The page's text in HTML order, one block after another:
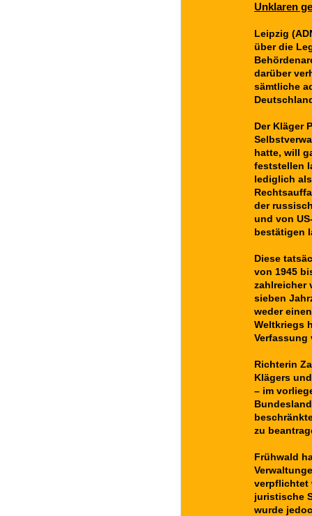
Unklaren
Leipzig
über die
darüber
sämtliche
Der Kläger
hatte, will
feststellen
lediglich
der
und von
bestätigen
Diese
von 1945
zahlreicher
sieben
weder
Weltkriegs
Verfassung
Richterin
Klägers
– im
zu
Frühwald
verpflichtet
juristische
wurde